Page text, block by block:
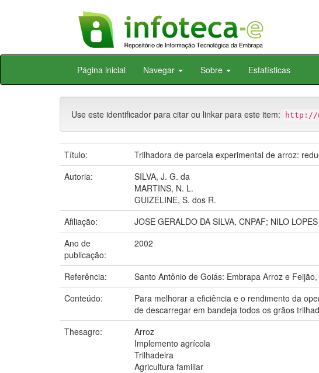
Skip
Página inicial Navegar Sobre Estatísticas
Use este identificador para citar ou linkar para este item: http://
Título:
Trilhadora de parcela experimental de arroz:
Autoria:
SILVA, J. G. da
MARTINS, N. L.
GUIZELINE, S. dos R.
Afiliação:
JOSE GERALDO DA SILVA, CNPAF; NILO
Ano de
publicação:
2002
Referência:
Santo Antônio de Goiás: Embrapa Arroz e
Conteúdo:
Para melhorar a eficiência e o rendimento da
de descarregar em bandeja todos os grãos
Thesagro:
Arroz
Implemento agrícola
Trilhadeira
Agricultura familiar